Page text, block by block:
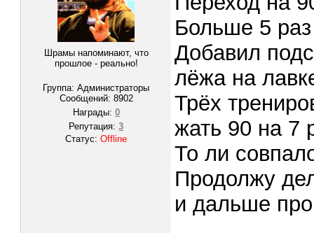
Шрамы напоминают, что
прошлое - реально!
Группа: Администраторы
Сообщений: 8902
Награды: 0
Репутация:3
Статус:Offline
Больше 5
Добавил
лёжа на
Трёх
жать 90 на 7
То ли
Продолжу
и дальше